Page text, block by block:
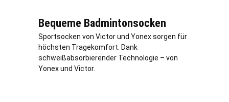
Bequeme Badmintonsocken
Sportsocken von Victor und Yonex sorgen für
höchsten Tragekomfort. Dank
schweißabsorbierender Technologie – von
Yonex und Victor.